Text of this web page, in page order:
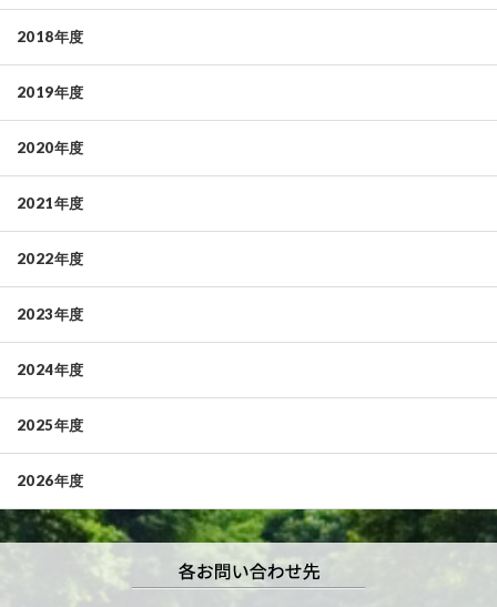
2018年度
2019年度
2020年度
2021年度
2022年度
2023年度
2024年度
2025年度
2026年度